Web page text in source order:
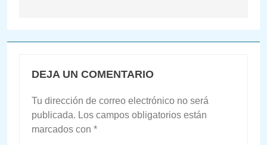
DEJA UN COMENTARIO
Tu dirección de correo electrónico no será
publicada. Los campos obligatorios están
marcados con *